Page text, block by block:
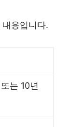
용입니다.
는 10년